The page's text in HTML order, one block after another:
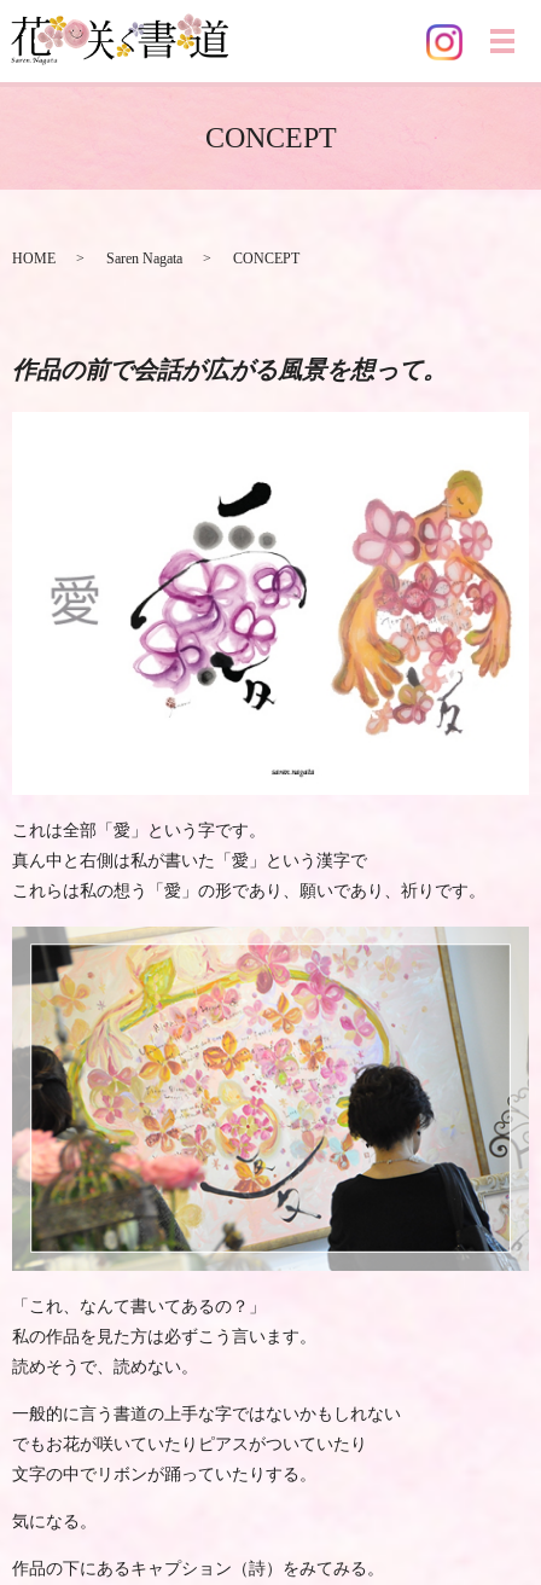
メ
CONCEPT
HOME Saren Nagata CONCEPT
作品の前で会話が広がる風景を想って。
これは全部「愛」という字です。
真ん中と右側は私が書いた「愛」という漢字で
これらは私の想う「愛」の形であり、願いであり、祈りです。
「これ、なんて書いてあるの？」
私の作品を見た方は必ずこう言います。
読めそうで、読めない。
一般的に言う書道の上手な字ではないかもしれない
でもお花が咲いていたりピアスがついていたり
文字の中でリボンが踊っていたりする。
気になる。
作品の下にあるキャプション（詩）をみてみる。